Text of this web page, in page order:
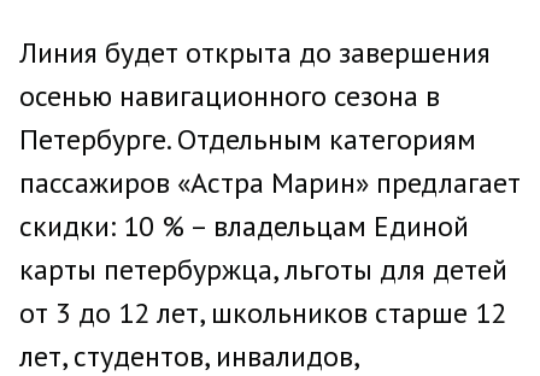
Линия будет открыта до завершения
осенью навигационного сезона в
Петербурге. Отдельным категориям
пассажиров «Астра Марин» предлагает
скидки: 10 % – владельцам Единой
карты петербуржца, льготы для детей
от 3 до 12 лет, школьников старше 12
лет, студентов, инвалидов,